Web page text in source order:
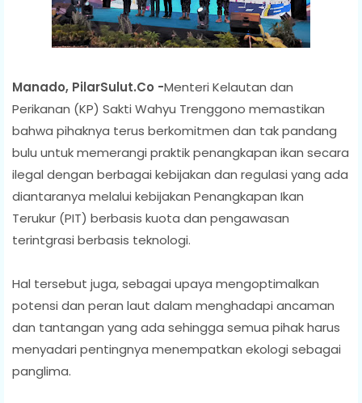
Manado, PilarSulut.Co -Menteri Kelautan dan
Perikanan (KP) Sakti Wahyu Trenggono memastikan
bahwa pihaknya terus berkomitmen dan tak pandang
bulu untuk memerangi praktik penangkapan ikan secara
ilegal dengan berbagai kebijakan dan regulasi yang ada
diantaranya melalui kebijakan Penangkapan Ikan
Terukur (PIT) berbasis kuota dan pengawasan
terintgrasi berbasis teknologi.
Hal tersebut juga, sebagai upaya mengoptimalkan
potensi dan peran laut dalam menghadapi ancaman
dan tantangan yang ada sehingga semua pihak harus
menyadari pentingnya menempatkan ekologi sebagai
panglima.